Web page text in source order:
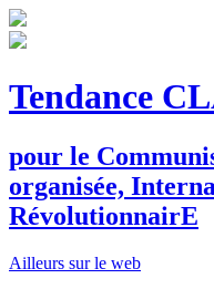
Tendance
pour le C
organisée, I
RévolutionnairE
Ailleurs sur le web